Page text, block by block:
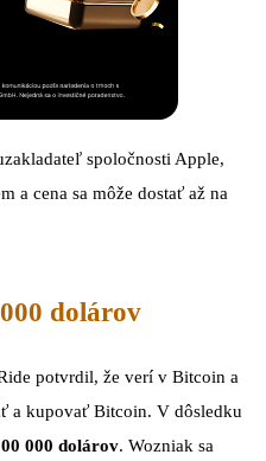
spoločnosti Apple,
a cena sa môže dostať až na
dolárov
potvrdil, že verí v Bitcoin a
a kupovať Bitcoin. V dôsledku
000 dolárov. Wozniak sa